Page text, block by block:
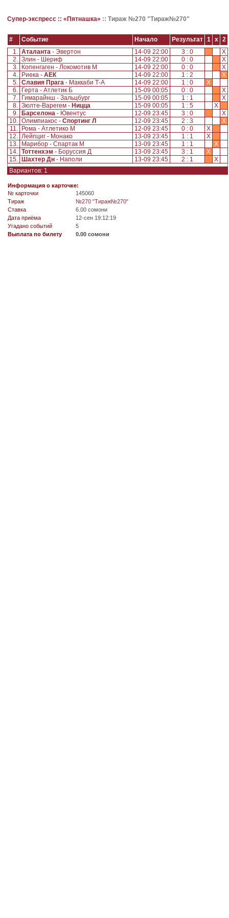
Супер-экспресс :: «Пятнашка» :: Тираж №270 "Тираж№270"
# Событие Начало Результат 1 x
2
1. Аталанта - Эвертон 14-09 22:00 3 : 0
X
2. Злин - Шериф 14-09 22:00 0 : 0
X
3.
Копенгаген - Локомотив М 14-09 22:00 0 : 0
X
4.
Риека - АЕК 14-09 22:00 1 : 2
X
5. Славия Прага - Маккаби Т-А 14-09 22:00 1 : 0
X
6.
Герта - Атлетик Б 15-09 00:05 0 : 0
X
7.
Гимарайнш - Зальцбург 15-09 00:05 1 : 1
X
8. Зюлте-Варегем - Ницца 15-09 00:05 1 : 5
X
9.
Барселона - Ювентус 12-09 23:45 3 : 0
X
10. Олимпиакос - Спортинг Л 12-09 23:45 2 : 3
X
11.
Рома - Атлетико М 12-09 23:45 0 : 0
X
12. Лейпциг - Монако 13-09 23:45 1 : 1
X
13.
Марибор - Спартак М 13-09 23:45 1 : 1
X
14. Тоттенхэм - Боруссия Д 13-09 23:45 3 : 1
X
15.
Шахтер Дн - Наполи 13-09 23:45 2 : 1
X
Вариантов: 1
Информация о карточке:
№ карточки
145060
Tираж
№270 "Тираж№270"
Ставка
6.00 сомони
Дата приёма
12-сен 19:12:19
Угадано событий
5
Выплата по билету
0.00 сомони